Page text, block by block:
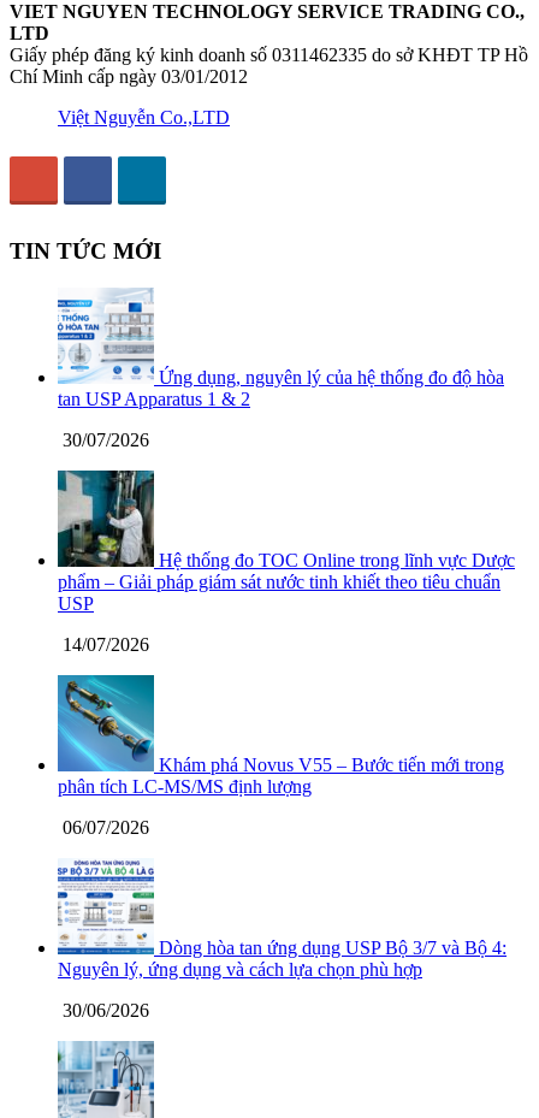
VIET NGUYEN TECHNOLOGY SERVICE TRADING CO.,
LTD
Giấy phép đăng ký kinh doanh số 0311462335 do sở KHĐT TP Hồ
Chí Minh cấp ngày 03/01/2012
Việt Nguyễn Co.,LTD
TIN TỨC MỚI
Ứng dụng, nguyên lý của hệ thống đo độ hòa
tan USP Apparatus 1 & 2
30/07/2026
Hệ thống đo TOC Online trong lĩnh vực Dược
phẩm – Giải pháp giám sát nước tinh khiết theo tiêu chuẩn
USP
14/07/2026
Khám phá Novus V55 – Bước tiến mới trong
phân tích LC-MS/MS định lượng
06/07/2026
Dòng hòa tan ứng dụng USP Bộ 3/7 và Bộ 4:
Nguyên lý, ứng dụng và cách lựa chọn phù hợp
30/06/2026